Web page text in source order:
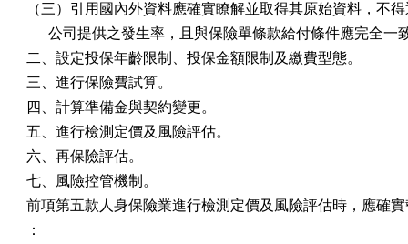
（三）引用國內外資料應確實瞭解並取得其原始資料，不
公司提供之發生率，且與保險單條款給付條件應完全一
二、設定投保年齡限制、投保金額限制及繳費型態。
三、進行保險費試算。
四、計算準備金與契約變更。
五、進行檢測定價及風險評估。
六、再保險評估。
七、風險控管機制。
前項第五款人身保險業進行檢測定價及風險評估時，應確
：